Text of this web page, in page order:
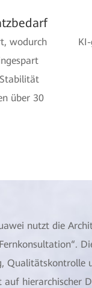
wodurch
über 30
nutzt die
auf hierarchischer